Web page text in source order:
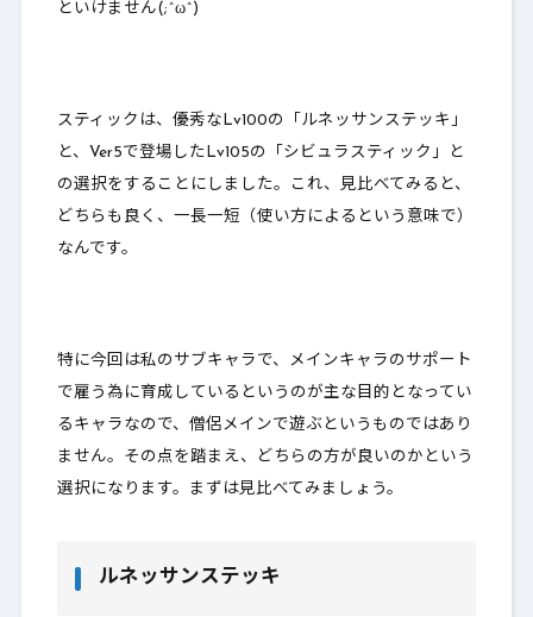
4. 最後に
といけません(;^ω^)
スティックは、優秀なLv100の「ルネッサンステッキ」
と、Ver5で登場したLv105の「シビュラスティック」と
の選択をすることにしました。これ、見比べてみると、
どちらも良く、一長一短（使い方によるという意味で）
なんです。
特に今回は私のサブキャラで、メ インキャラのサポート
で雇う為に育成している というのが主な目的となってい
るキャラなので、 僧侶メインで遊ぶというものではあり
ません。その点を踏まえ、どちらの方が良いのかという
選択になります。まずは見比べてみましょう。
ルネッサンステッキ